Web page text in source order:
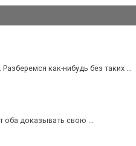
как-нибудь без таких ...
оба доказывать свою ...